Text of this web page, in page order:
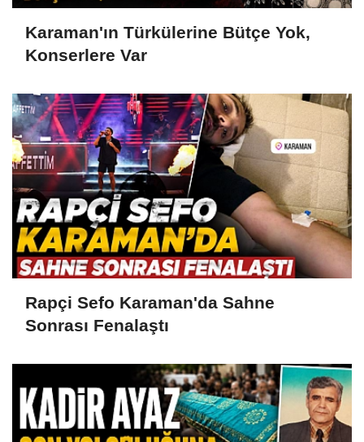
Karaman'ın Türkülerine Bütçe Yok,
Konserlere Var
Rapçi Sefo Karaman'da Sahne
Sonrası Fenalaştı